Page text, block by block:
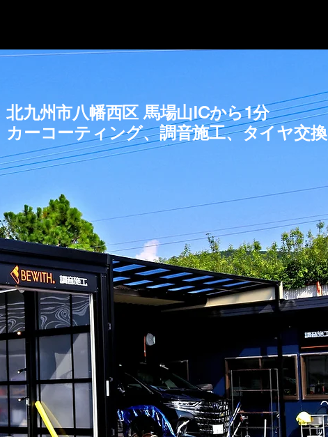
北九州市八幡西区 馬場山ICから1分
カー​コーティング、調音施工、タイヤ交換